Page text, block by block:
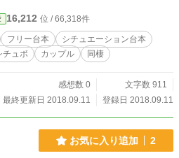
】をご覧下さい。
16,212 位 / 66,318件
フリー台本
シチュエーション台本
チュボ カップル 同棲
感想数 0
文字数 911
最終更新日 2018.09.11
登録日 2018.09.11
お気に入り追加 2